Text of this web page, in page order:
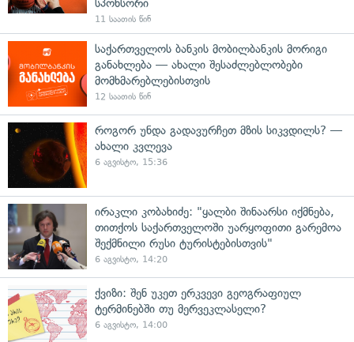
სპონსორი
11 საათის წინ
საქართველოს ბანკის მობილბანკის მორიგი
განახლება — ახალი შესაძლებლობები
მომხმარებლებისთვის
12 საათის წინ
როგორ უნდა გადავურჩეთ მზის სიკვდილს? —
ახალი კვლევა
6 აგვისტო, 15:36
ირაკლი კობახიძე: "ყალბი შინაარსი იქმნება,
თითქოს საქართველოში უარყოფითი გარემოა
შექმნილი რუსი ტურისტებისთვის"
6 აგვისტო, 14:20
ქვიზი: შენ უკეთ ერკვევი გეოგრაფიულ
ტერმინებში თუ მერვეკლასელი?
6 აგვისტო, 14:00